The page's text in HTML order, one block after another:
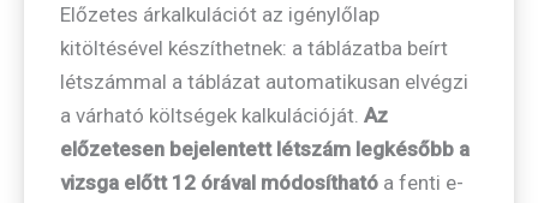
Előzetes árkalkulációt az igénylőlap
kitöltésével készíthetnek: a táblázatba beírt
létszámmal a táblázat automatikusan elvégzi
a várható költségek kalkulációját. Az
előzetesen bejelentett létszám legkésőbb a
vizsga előtt 12 órával módosítható a fenti e-